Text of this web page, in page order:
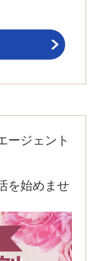
ージェント
を始めませ